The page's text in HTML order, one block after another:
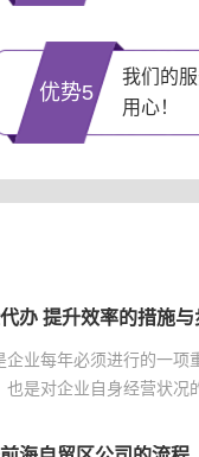
优势5
我们的
用心！
办 提升效率的措施与
企业每年必须进行的一
也是对企业自身经营状况